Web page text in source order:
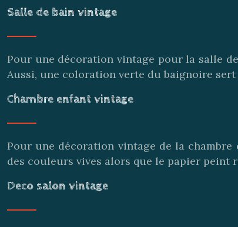
Salle de bain vintage
Pour une décoration vintage pour la salle
Aussi, une coloration verte du baignoire
Chambre enfant vintage
Pour une décoration vintage de la
des couleurs vives alors que le papier peint
Deco salon vintage